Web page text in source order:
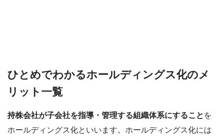
ひとめでわかるホールディングス化のメ
リット一覧
持株会社が子会社を指導・管理する組織体系にすること を
ホールディングス化といいます。ホールディングス化には